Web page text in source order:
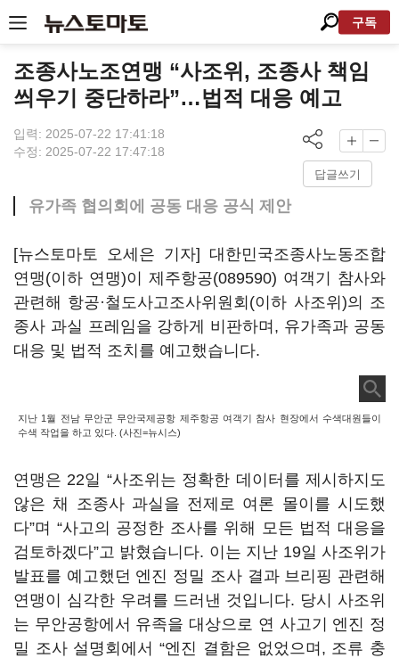
구독
조종사노조연맹 “사조위, 조종사 책임
씌우기 중단하라”…법적 대응 예고
입력: 2025-07-22 17:41:18
수정: 2025-07-22 17:47:18
답글쓰기
유가족 협의회에 공동 대응 공식 제안
[뉴스토마토 오세은 기자] 대한민국조종사노동조합
연맹(이하 연맹)이 제주항공(089590) 여객기 참사와
관련해 항공·철도사고조사위원회(이하 사조위)의 조
종사 과실 프레임을 강하게 비판하며, 유가족과 공동
대응 및 법적 조치를 예고했습니다.
지난 1월 전남 무안군 무안국제공항 제주항공 여객기 참사 현장에서 수색대원들이
수색 작업을 하고 있다. (사진=뉴시스)
연맹은 22일 “사조위는 정확한 데이터를 제시하지도
않은 채 조종사 과실을 전제로 여론 몰이를 시도했
다”며 “사고의 공정한 조사를 위해 모든 법적 대응을
검토하겠다”고 밝혔습니다. 이는 지난 19일 사조위가
발표를 예고했던 엔진 정밀 조사 결과 브리핑 관련해
연맹이 심각한 우려를 드러낸 것입니다. 당시 사조위
는 무안공항에서 유족을 대상으로 연 사고기 엔진 정
밀 조사 설명회에서 “엔진 결함은 없었으며, 조류 충